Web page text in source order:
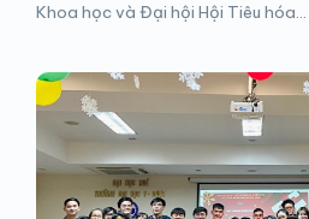
Khoa học và Đại hội Hội Tiêu hóa...